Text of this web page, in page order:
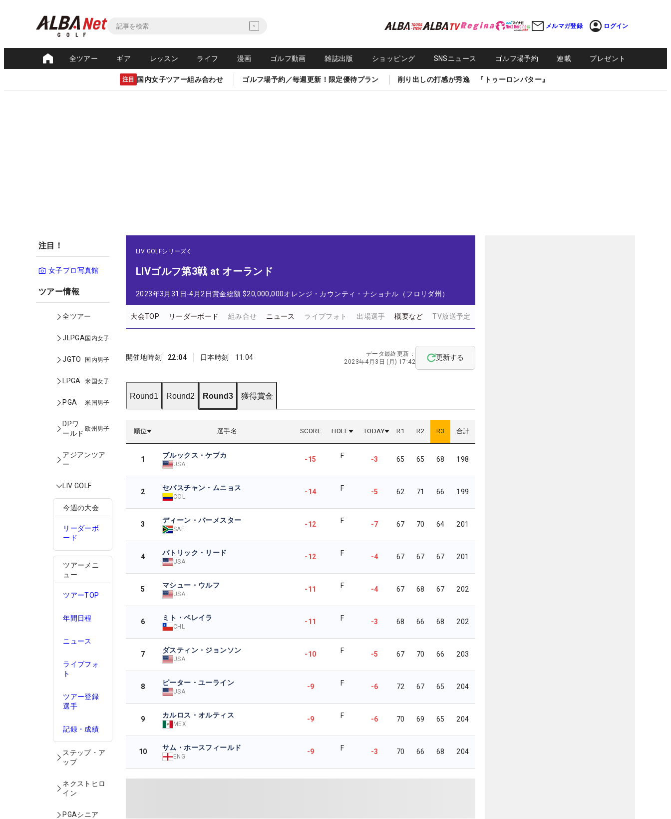
メルマガ登録 ログイン
全ツアー ギア レッスン ライフ 漫画 ゴルフ動画 雑誌出版 ショッピング SNSニュース ゴルフ場予約 連載 プレゼント
注目 国内女子ツアー組み合わせ ゴルフ場予約／毎週更新！限定優待プラン 削り出しの打感が秀逸 『トゥーロンパター』
注目！
女子プロ写真館
ツアー情報
全ツアー
JLPGA国内女子
JGTO 国内男子
LPGA 米国女子
PGA 米国男子
DPワ
ールド
欧州男子
アジアンツア
ー
LIV GOLF
今週の大会
リーダーボ
ード
ツアーメニ
ュー
ツアーTOP
年間日程
ニュース
ライブフォ
ト
ツアー登録
選手
記録・成績
ステップ・ア
ップ
ネクストヒロ
イン
PGAシニア
LIV GOLFシリーズ
LIVゴルフ第3戦 at オーランド
2023年3月31日-4月2日賞金総額 $20,000,000オレンジ・カウンティ・ナショナル（フロリダ州）
大会TOP リーダーボード 組み合せ ニュース ライブフォト 出場選手 概要など TV放送予定
開催地時刻 22:04 日本時刻 11:04
データ最終更新：
2023年4月3日 (月) 17:42
更新する
Round1 Round2 Round3 獲得賞金
順位 選手名 SCORE HOLE TODAY R 1 R2 R3 合計
1 ブルックス・ケプカ
USA
-15 F -3 65 65 68 198
2 セバスチャン・ムニョス
COL
-14 F -5 62 71 66 199
3 ディーン・バーメスター
SAF
-12 F -7 67 70 64 201
4 パトリック・リード
USA
-12 F -4 67 67 67 201
5 マシュー・ウルフ
USA
-11 F -4 67 68 67 202
6 ミト・ペレイラ
CHL
-11 F -3 68 66 68 202
7 ダスティン・ジョンソン
USA
-10 F -5 67 70 66 203
8 ピーター・ユーライン
USA
-9 F -6 72 67 65 204
9 カルロス・オルティス
MEX
-9 F -6 70 69 65 204
10 サム・ホースフィールド
ENG
-9 F -3 70 66 68 204